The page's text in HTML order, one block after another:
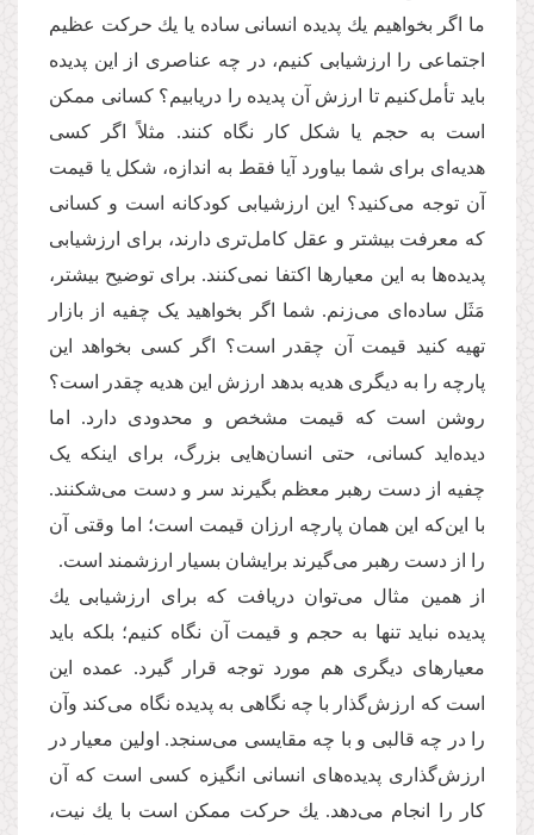
ما اگر بخواهیم یك پدیده انسانی ساده یا یك حركت عظیم
اجتماعی را ارزشیابی كنیم، در چه عناصری از این پدیده
باید تأمل‌‌كنیم تا ارزش آن پدیده را دریابیم؟ كسانی ممکن
است به حجم یا شكل كار نگاه كنند. مثلاً اگر كسی
هدیه‌‌ای برای شما بیاورد آیا فقط به اندازه، شکل یا قیمت
آن توجه می‌کنید؟ این ارزشیابی كودكانه است و كسانی
كه معرفت بیشتر و عقل كامل‌‌‌تری دارند، برای ارزشیابی
پدیده‌‌ها به این معیارها اكتفا نمی‌‌كنند. برای توضیح بیشتر،
مَثَل ساده‌ای می‌زنم. شما اگر بخواهید یک چفیه از بازار
تهیه کنید قیمت آن چقدر است؟ اگر كسی بخواهد این
پارچه را به دیگری هدیه بدهد ارزش این هدیه چقدر است؟
روشن است كه قیمت مشخص و محدودی دارد. اما
دیده‌اید کسانی، حتی انسان‌هایی بزرگ، برای اینكه یک
چفیه از دست رهبر معظم بگیرند سر و دست می‌‌شكنند.
با این‌كه این همان پارچه ارزان قیمت است؛ اما وقتی آن
را از دست رهبر می‌‌گیرند برایشان بسیار ارزشمند است.
از همین مثال می‌توان دریافت که برای ارزشیابی یك
پدیده نباید تنها به حجم و قیمت آن نگاه كنیم؛ بلکه باید
معیارهای دیگری هم مورد توجه قرار گیرد. عمده این
است كه ارزش‌گذار با چه نگاهی به پدیده نگاه می‌‌كند وآن
را در چه قالبی و با چه مقایسی می‌‌سنجد. اولین معیار در
ارزش‌گذاری پدیده‌‌های انسانی انگیزه ‌‌کسی است که آن
کار را انجام می‌‌دهد. یك حركت ممكن است با یك نیت،